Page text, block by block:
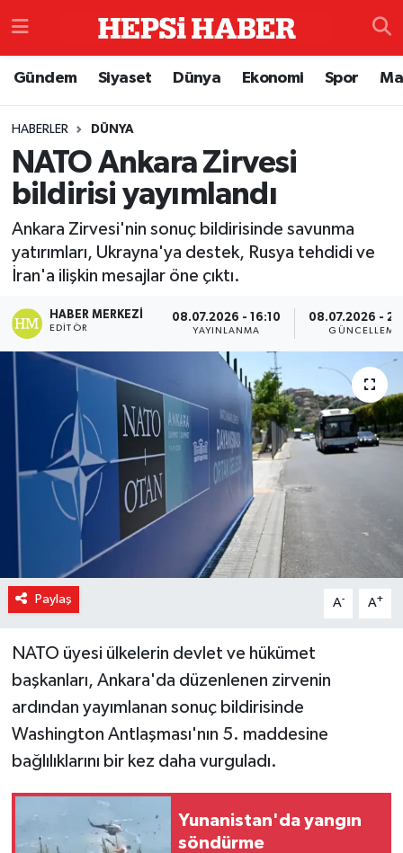
Gündem Siyaset Dünya Ekonomi Spor
HABERLER DÜNYA
NATO Ankara Zirvesi
bildirisi yayımlandı
Ankara Zirvesi'nin sonuç bildirisinde savunma
yatırımları, Ukrayna'ya destek, Rusya tehdidi ve
İran'a ilişkin mesajlar öne çıktı.
HABER MERKEZI
EDITÖR
08.07.2026 - 16:10
YAYINLANMA
08.07.2026 -
GÜNCELLEME
Paylaş A- A+
NATO üyesi ülkelerin devlet ve hükümet
başkanları, Ankara'da düzenlenen zirvenin
ardından yayımlanan sonuç bildirisinde
Washington Antlaşması'nın 5. maddesine
bağlılıklarını bir kez daha vurguladı.
Yunanistan'da yangın
söndürme
Çevre
Dünya
Eğitim
Gündem
Magazin
Özel Haber
Sağlık
Siyaset
Son Dakika
Spor
İzmir Namaz Vakitleri
İstanbul Trafik Yoğunluk Haritası
Süper Lig Puan Durumu ve Fikstür
Haber Arşivi